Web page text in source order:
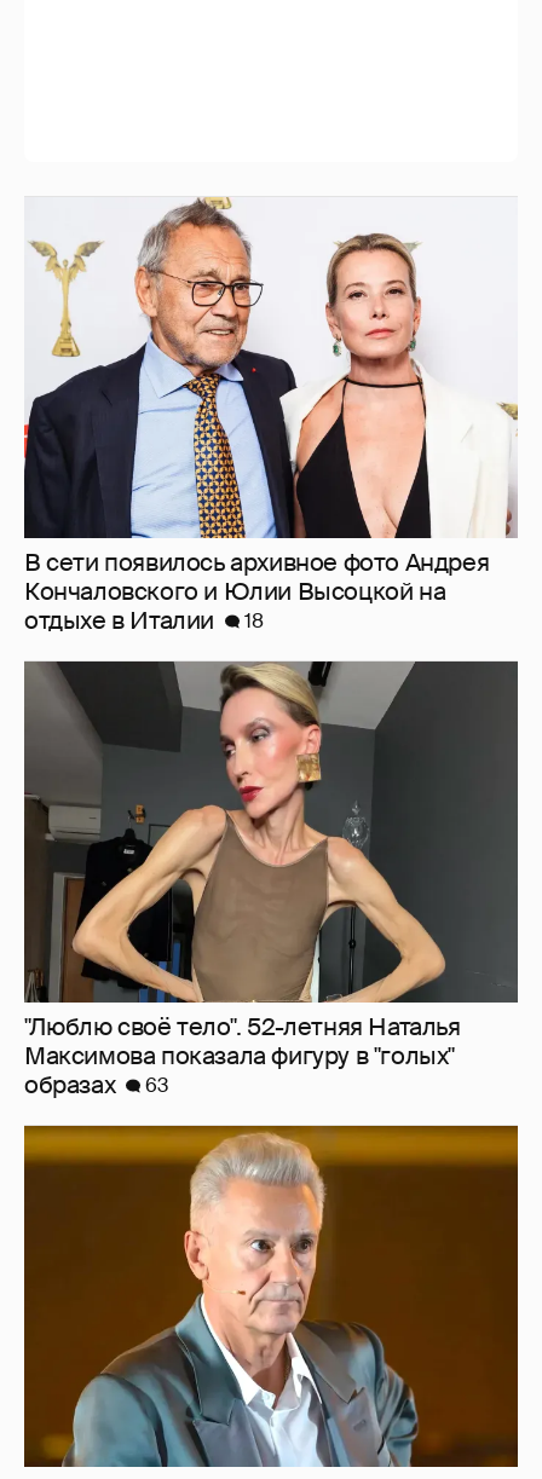
В сети появилось архивное фото Андрея
Кончаловского и Юлии Высоцкой на
отдыхе в Италии
18
"Люблю своё тело". 52-летняя Наталья
Максимова показала фигуру в "голых"
"Сломанные судьбы". Олег Меньшиков
призвал закрыть неэффективные
театральные вузы в России